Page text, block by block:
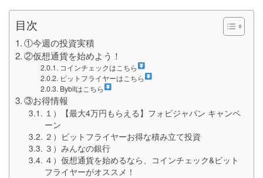
目次
①今週の投資実積
②仮想通貨を始めよう！
コインチェックはこちら
ビットフライヤーはこちら
Bybitはこちら
③お得情報
１）【最大4万円もらえる】フォビジャパン キャンペ
ーン
２）ビットフライヤーお得な積み立て投資
３）みんなの銀行
４）仮想通貨を始めるなら、コインチェック&ビット
フライヤーがオススメ！